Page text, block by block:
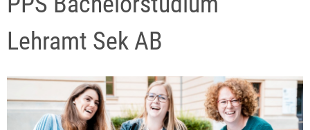
Lehramt Sek AB